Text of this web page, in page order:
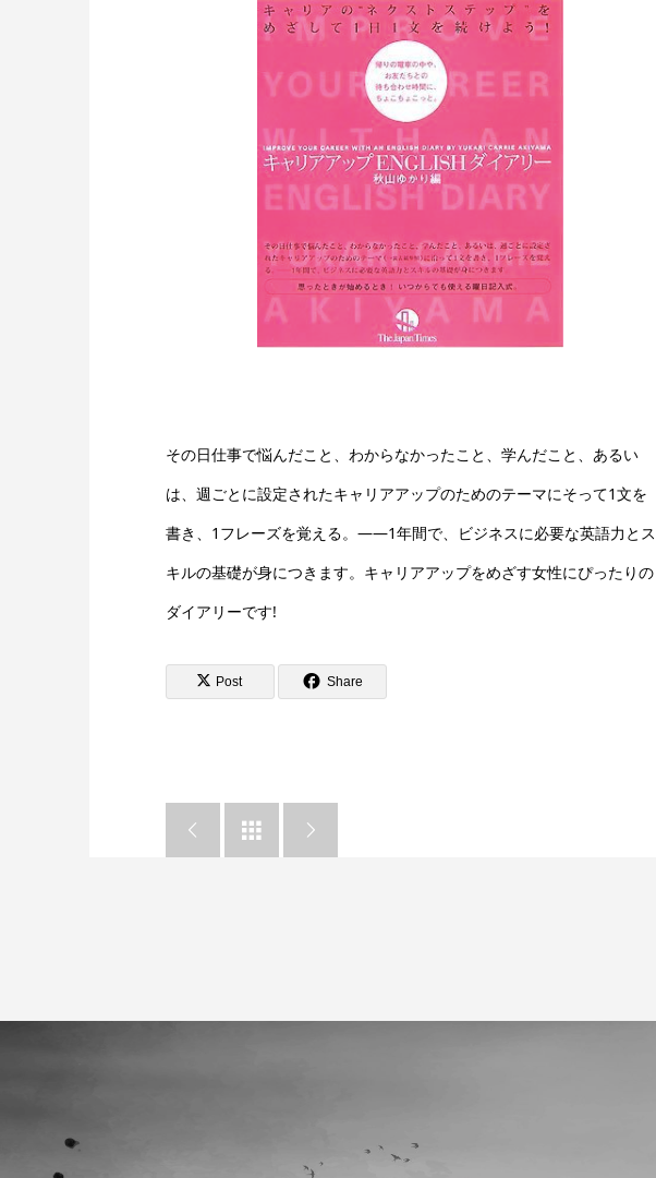
その日仕事で悩んだこと、わからなかったこと、学んだこと、あるい
は、週ごとに設定されたキャリアアップのためのテーマにそって1文を
書き、1フレーズを覚える。――1年間で、ビジネスに必要な英語力とス
キルの基礎が身につきます。キャリアアップをめざす女性にぴったりの
ダイアリーです!
Post Share
  